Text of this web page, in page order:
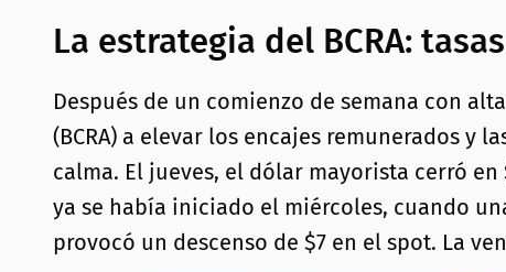
La estrategia del BCRA:
Después de un comienzo de semana con
(BCRA) a elevar los encajes remunerados y
calma. El jueves, el dólar mayorista cerró
ya se había iniciado el miércoles, cuando
provocó un descenso de $7 en el spot. La